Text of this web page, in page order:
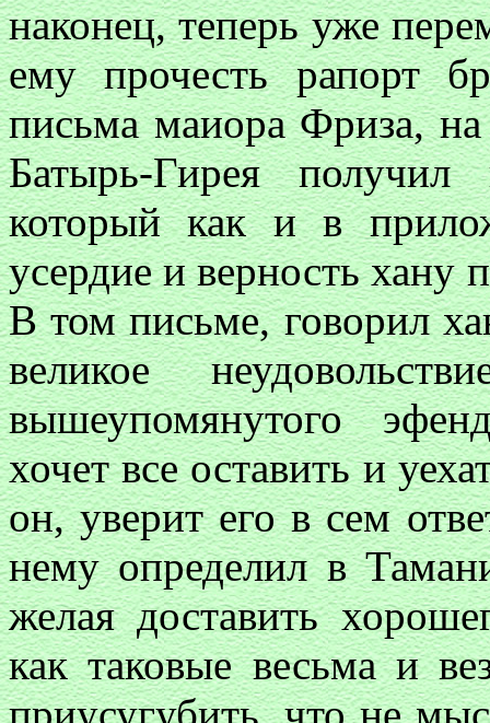
наконец, теперь уже
ему прочесть рапорт
письма маиора Фриза, на
Батырь-Гирея
который как и в
усердие и верность
В том письме, говорил
великое
вышеупомянутого
хочет все оставить и
он, уверит его в сем
нему определил в
желая доставить
как таковые весьма и